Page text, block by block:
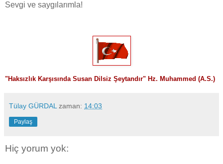
Sevgi ve saygılarımla!
"Haksızlık Karşısında Susan Dilsiz Şeytandır" Hz. Muhammed (A.S.)
Tülay GÜRDAL zaman: 14:03
Paylaş
Hiç yorum yok: